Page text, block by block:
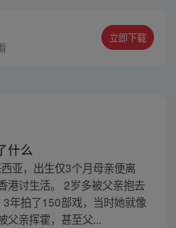
立即下载
什么
亚，出生仅3个月母亲便离
港讨生活。 2岁多被父亲抱去
年拍了150部戏，当时她就像
父亲挥霍，甚至父...